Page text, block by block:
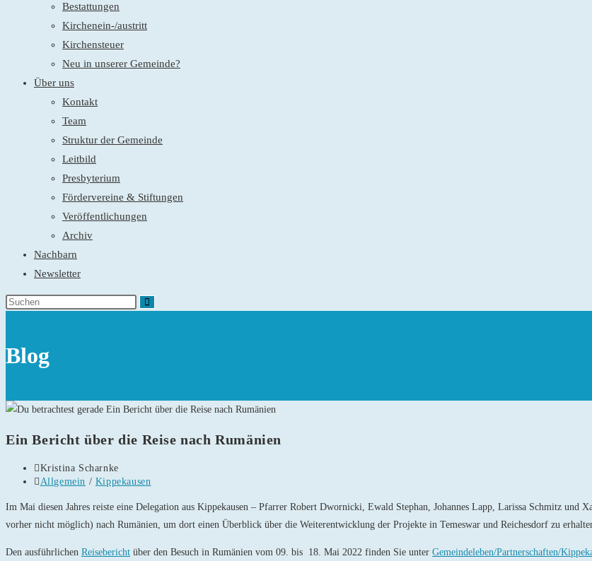
Bestattungen
Kirchenein-/austritt
Kirchensteuer
Neu in unserer Gemeinde?
Über uns
Kontakt
Team
Struktur der Gemeinde
Leitbild
Presbyterium
Fördervereine & Stiftungen
Veröffentlichungen
Archiv
Nachbarn
Newsletter
Blog
Ein Bericht über die Reise nach Rumänien
Beitrags-
Autor:
Kristina Scharnke
Beitrags-
Allgemein / Kippekausen
Im Mai diesen Jahres reiste eine Delegation aus Kippekausen – Pfarrer Robert Dwornicki, Ewald Stephan, Johannes Lapp, Larissa Schmitz und
vorher nicht möglich) nach Rumänien, um dort einen Überblick über die Weiterentwicklung der Projekte in Temeswar und Reichesdorf zu
Den ausführlichen Reisebericht über den Besuch in Rumänien vom 09. bis 18. Mai 2022 finden Sie unter Gemeindeleben/Partnerschaften/